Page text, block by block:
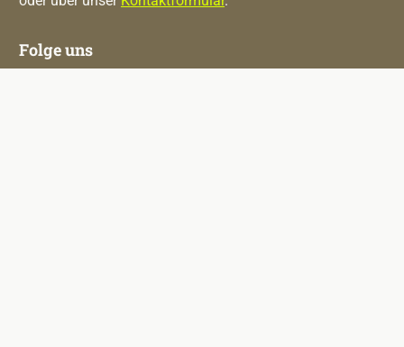
Folge uns